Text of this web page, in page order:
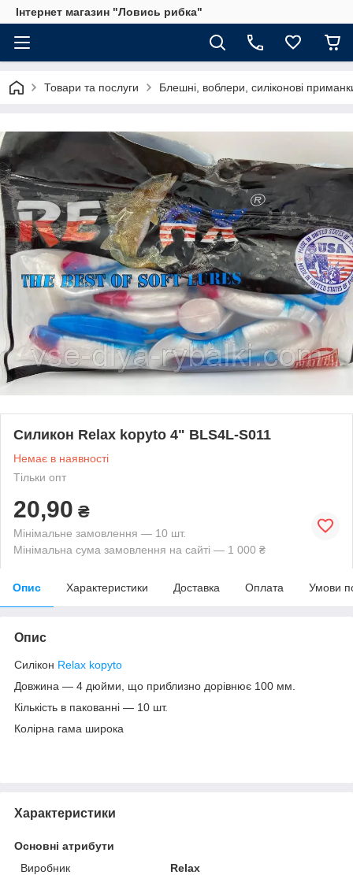
Інтернет магазин "Ловись рибка"
Товари та послуги Блешні, воблери, силіконові
Силикон Relax kopyto 4" BLS4L-S011
Немає в наявності
Тільки опт
20,90 ₴
Мінімальне замовлення — 10 шт.
Мінімальна сума замовлення на сайті — 1 000 ₴
Опис Характеристики Доставка Оплата Умови
Опис
Силікон Relax kopyto
Довжина — 4 дюйми, що приблизно дорівнює 100 мм.
Кількість в пакованні — 10 шт.
Колірна гама широка
Характеристики
Основні атрибути
Виробник
Relax